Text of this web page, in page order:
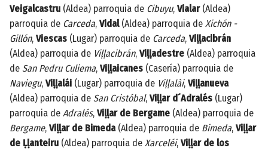
Veigalcastru (Aldea) parroquia de Cibuyu, Vialar(Aldea)
parroquia de Carceda, Vidal(Aldea) parroquia de Xichón -
Gillón, Viescas (Lugar) parroquia de Carceda, Viḷḷacibrán
(Aldea) parroquia de Viḷḷacibrán, Viḷḷadestre (Aldea) parroquia
de San Pedru Culiema, Viḷḷaicanes (Casería) parroquia de
Naviegu, Viḷḷalái (Lugar) parroquia de Viḷḷalài, Viḷḷanueva
(Aldea) parroquia de San Cristóbal, Viḷḷar d´Adralés (Lugar)
parroquia de Adralés, Viḷḷar de Bergame (Aldea) parroquia de
Bergame, Viḷḷar de Bimeda(Aldea) parroquia de Bimeda, Viḷḷar
de Ḷḷanteiru (Aldea) parroquia de Xarceléi, Viḷḷar de los